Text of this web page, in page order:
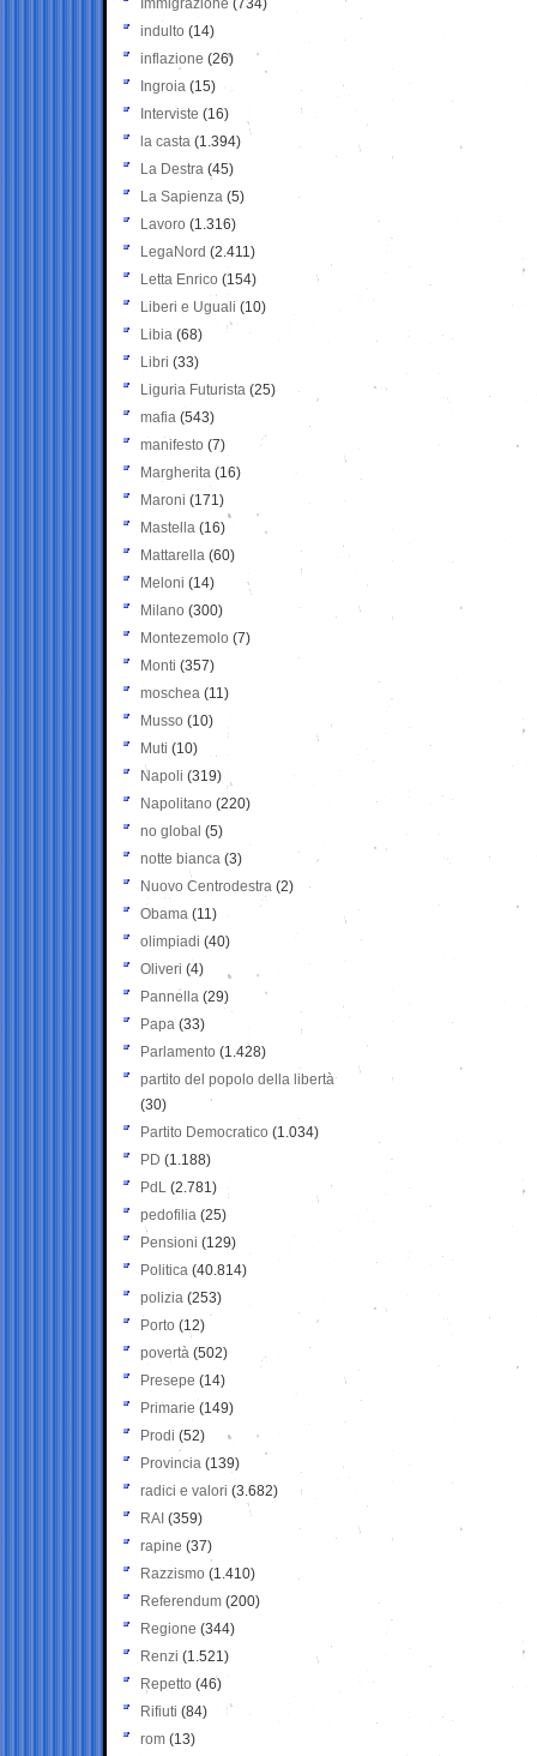
Immigrazione (734)
indulto (14)
inflazione (26)
Ingroia (15)
Interviste (16)
la casta (1.394)
La Destra (45)
La Sapienza (5)
Lavoro (1.316)
LegaNord (2.411)
Letta Enrico (154)
Liberi e Uguali (10)
Libia (68)
Libri (33)
Liguria Futurista (25)
mafia (543)
manifesto (7)
Margherita (16)
Maroni (171)
Mastella (16)
Mattarella (60)
Meloni (14)
Milano (300)
Montezemolo (7)
Monti (357)
moschea (11)
Musso (10)
Muti (10)
Napoli (319)
Napolitano (220)
no global (5)
notte bianca (3)
Nuovo Centrodestra (2)
Obama (11)
olimpiadi (40)
Oliveri (4)
Pannella (29)
Papa (33)
Parlamento (1.428)
partito del popolo della libertà
(30)
Partito Democratico (1.034)
PD (1.188)
PdL (2.781)
pedofilia (25)
Pensioni (129)
Politica (40.814)
polizia (253)
Porto (12)
povertà (502)
Presepe (14)
Primarie (149)
Prodi (52)
Provincia (139)
radici e valori (3.682)
RAI (359)
rapine (37)
Razzismo (1.410)
Referendum (200)
Regione (344)
Renzi (1.521)
Repetto (46)
Rifiuti (84)
rom (13)